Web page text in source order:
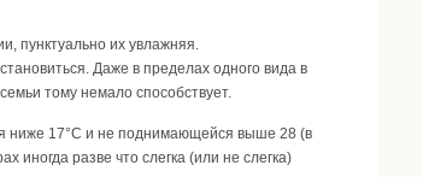
пунктуально их увлажняя.
Даже в пределах одного вида в
тому немало способствует.
ниже 17°С и не поднимающейся выше 28 (в
иногда разве что слегка (или не слегка)